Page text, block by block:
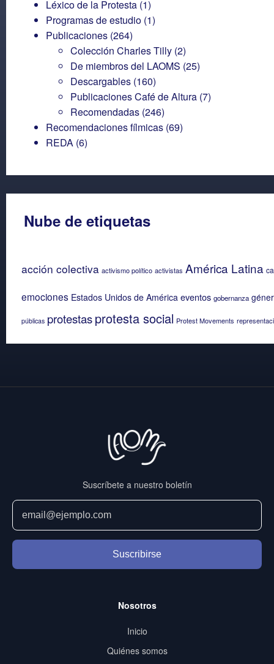
Léxico de la Protesta (1)
Programas de estudio (1)
Publicaciones (264)
Colección Charles Tilly (2)
De miembros del LAOMS (25)
Descargables (160)
Publicaciones Café de Altura (7)
Recomendadas (246)
Recomendaciones fílmicas (69)
REDA (6)
Nube de etiquetas
acción colectiva activismo político activistas América Latina
emociones Estados Unidos de América eventos gobernanza
públicas protestasprotesta social Protest Movements
Suscríbete a nuestro boletín
Suscribirse
Nosotros
Inicio
Quiénes somos